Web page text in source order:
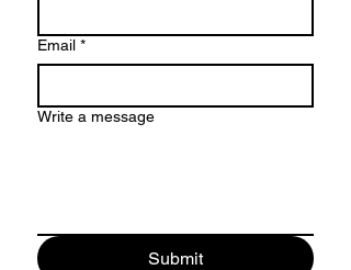
Email *
Write a message
Submit